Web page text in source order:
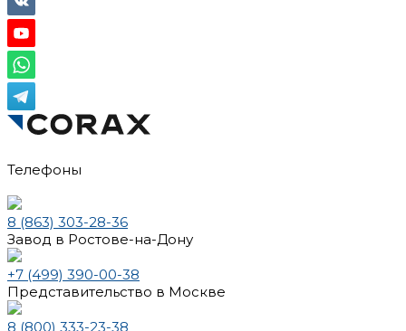
Телефоны
8 (863) 303-28-36
Завод в Ростове-на-Дону
+7 (499) 390-00-38
Представительство в Москве
8 (800) 333-23-38